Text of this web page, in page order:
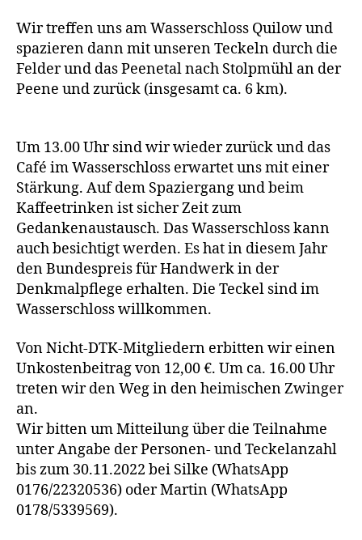
Wir treffen uns am Wasserschloss Quilow und
spazieren dann mit unseren Teckeln durch die
Felder und das Peenetal nach Stolpmühl an der
Peene und zurück (insgesamt ca. 6 km).
Um 13.00 Uhr sind wir wieder zurück und das
Café im Wasserschloss erwartet uns mit einer
Stärkung. Auf dem Spaziergang und beim
Kaffeetrinken ist sicher Zeit zum
Gedankenaustausch. Das Wasserschloss kann
auch besichtigt werden. Es hat in diesem Jahr
den Bundespreis für Handwerk in der
Denkmalpflege erhalten. Die Teckel sind im
Wasserschloss willkommen.
Von Nicht-DTK-Mitgliedern erbitten wir einen
Unkostenbeitrag von 12,00 €. Um ca. 16.00 Uhr
treten wir den Weg in den heimischen Zwinger
an.
Wir bitten um Mitteilung über die Teilnahme
unter Angabe der Personen- und Teckelanzahl
bis zum 30.11.2022 bei Silke (WhatsApp
0176/22320536) oder Martin (WhatsApp
0178/5339569).